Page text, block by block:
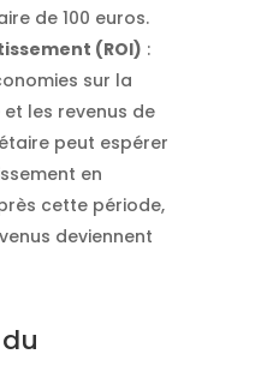
de 100 euros.
(ROI) :
sur la
les revenus de
peut espérer
en
cette période,
deviennent